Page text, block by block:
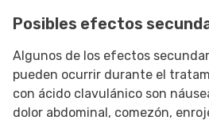
Posibles efectos
Algunos de los efectos
pueden ocurrir durante el
con ácido clavulánico son
dolor abdominal, comezón,